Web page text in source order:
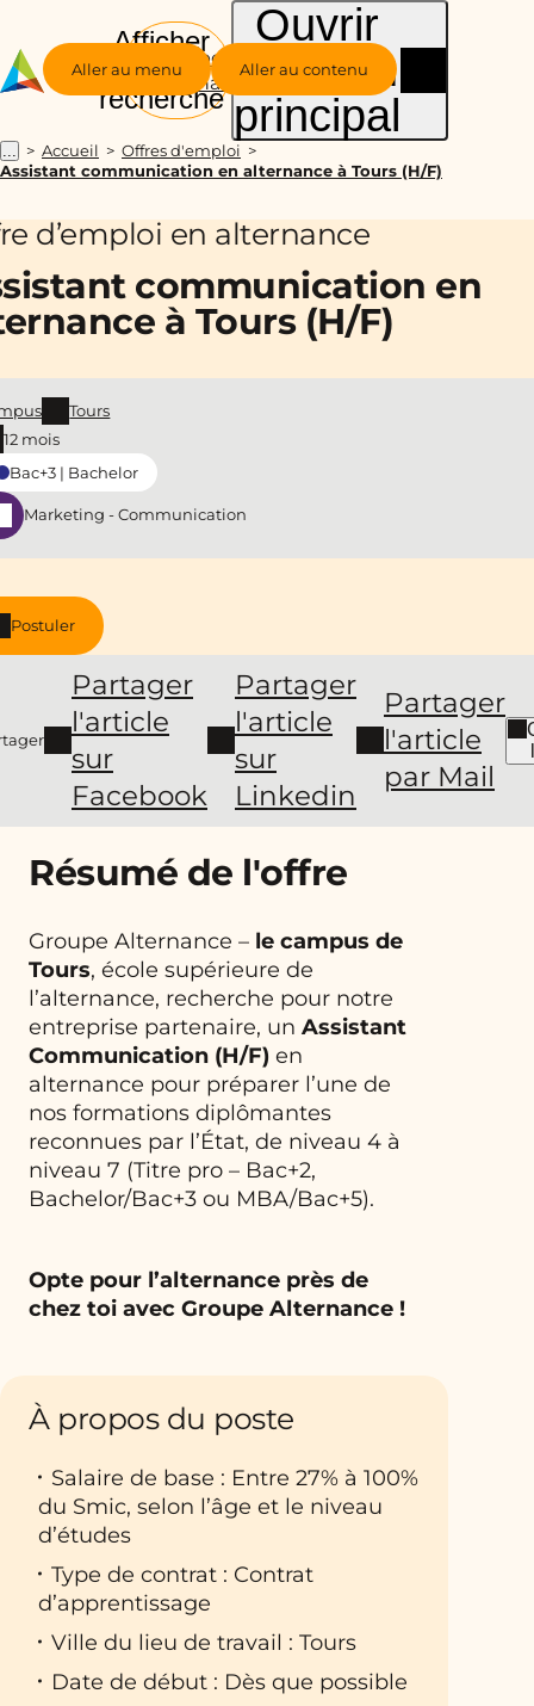
Aller au menu Aller au contenu
Groupe
Alternance
Afficher
la
recherche
Ouvrir
le menu
principal
... Accueil
Offres d'emploi
Assistant communication en alternance à Tours (H/F)
d’emploi en alternance
communication en
à Tours (H/F)
Postuler
Partager
l'article
sur
Facebook
Partager
l'article
sur
Linkedin
Partager
l'article
par Mail
Tours
12 mois
Bac+3 | Bachelor
Marketing - Communication
Résumé de l'offre
Groupe Alternance – le campus de
Tours, école supérieure de
l’alternance, recherche pour notre
entreprise partenaire, un Assistant
Communication (H/F) en
alternance pour préparer l’une de
nos formations diplômantes
reconnues par l’État, de niveau 4 à
niveau 7 (Titre pro – Bac+2,
Bachelor/Bac+3 ou MBA/Bac+5).
Opte pour l’alternance près de
chez toi avec Groupe Alternance !
À propos du poste
Salaire de base : Entre 27% à 100%
du Smic, selon l’âge et le niveau
d’études
Type de contrat : Contrat
d’apprentissage
Ville du lieu de travail : Tours
Date de début : Dès que possible